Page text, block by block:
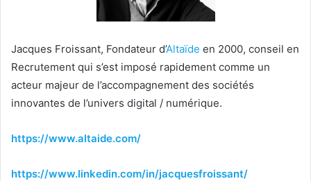
Jacques Froissant, Fondateur d’Altaïde en 2000, conseil en
Recrutement qui s’est imposé rapidement comme un
acteur majeur de l’accompagnement des sociétés
innovantes de l’univers digital / numérique.
https://www.altaide.com/
https://www.linkedin.com/in/jacquesfroissant/